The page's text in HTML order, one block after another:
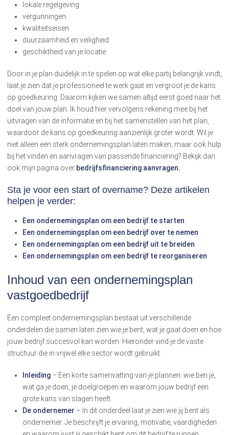
lokale regelgeving
vergunningen
kwaliteitseisen
duurzaamheid en veiligheid
geschiktheid van je locatie
Door in je plan duidelijk in te spelen op wat elke partij belangrijk vindt,
laat je zien dat je professioneel te werk gaat en vergroot je de kans
op goedkeuring. Daarom kijken we samen altijd eerst goed naar het
doel van jouw plan. Ik houd hier vervolgens rekening mee bij het
uitvragen van de informatie en bij het samenstellen van het plan,
waardoor de kans op goedkeuring aanzienlijk groter wordt. Wil je
niet alleen een sterk ondernemingsplan laten maken, maar ook hulp
bij het vinden en aanvragen van passende financiering? Bekijk dan
ook mijn pagina over bedrijfsfinanciering aanvragen.
Sta je voor een start of overname? Deze artikelen
helpen je verder:
Een ondernemingsplan om een bedrijf te starten
Een ondernemingsplan om een bedrijf over te nemen
Een ondernemingsplan om een bedrijf uit te breiden
Een ondernemingsplan om een bedrijf te reorganiseren
Inhoud van een ondernemingsplan
vastgoedbedrijf
Een compleet ondernemingsplan bestaat uit verschillende
onderdelen die samen laten zien wie je bent, wat je gaat doen en hoe
jouw bedrijf succesvol kan worden. Hieronder vind je de vaste
structuur die in vrijwel elke sector wordt gebruikt.
Inleiding – Een korte samenvatting van je plannen: wie ben je,
wat ga je doen, je doelgroepen en waarom jouw bedrijf een
grote kans van slagen heeft.
De ondernemer – In dit onderdeel laat je zien wie jij bent als
ondernemer. Je beschrijft je ervaring, motivatie, vaardigheden